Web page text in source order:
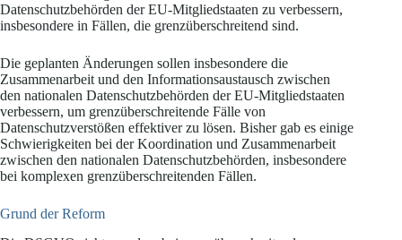
Datenschutzbehörden der EU-Mitgliedstaaten zu verbessern,
insbesondere in Fällen, die grenzüberschreitend sind.
Die geplanten Änderungen sollen insbesondere die
Zusammenarbeit und den Informationsaustausch zwischen
den nationalen Datenschutzbehörden der EU-Mitgliedstaaten
verbessern, um grenzüberschreitende Fälle von
Datenschutzverstößen effektiver zu lösen. Bisher gab es einige
Schwierigkeiten bei der Koordination und Zusammenarbeit
zwischen den nationalen Datenschutzbehörden, insbesondere
bei komplexen grenzüberschreitenden Fällen.
Grund der Reform